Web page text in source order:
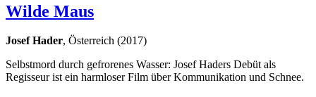
Wilde Maus
Josef Hader, Österreich (2017)
Selbstmord durch gefrorenes Wasser: Josef Haders Debüt als
Regisseur ist ein harmloser Film über Kommunikation und Schnee.